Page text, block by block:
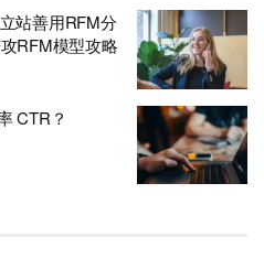
站善用RFM分
RFM模型攻略
CTR？